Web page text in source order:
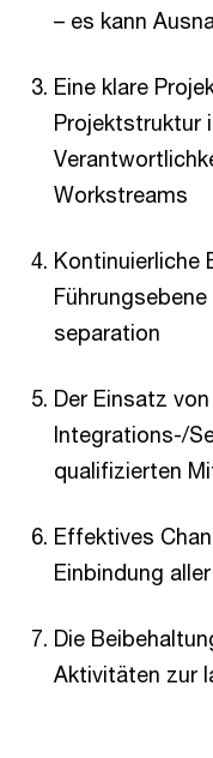
– es kann
Eine klare
Projektstruktur
Workstreams
Kontinuierliche
separation
Der Einsatz
Integrations-/
qualifizierten
Effektives
Einbindung
Die
Aktivitäten zur